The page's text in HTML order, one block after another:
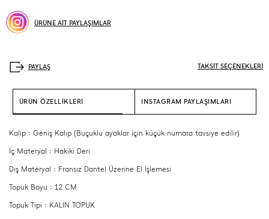
ÜRÜNE AİT PAYLAŞIMLAR
TAKSİT SEÇENEKLERİ
ÜRÜN ÖZELLİKLERİ INSTAGRAM PAYLAŞIMLARI
Kalıp : Geniş Kalıp (Buçuklu ayaklar için küçük numara tavsiye edilir)
İç Materyal : Hakiki Deri
Dış Materyal : Fransız Dantel Üzerine El İşlemesi
Topuk Boyu : 12 CM
Topuk Tipi : KALIN TOPUK